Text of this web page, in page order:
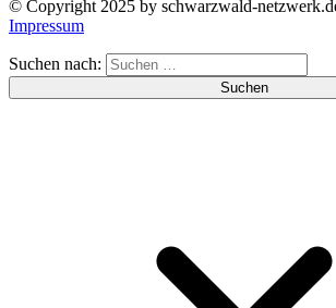
© Copyright 2025 by schwarzwald-
Impressum
Suchen nach: